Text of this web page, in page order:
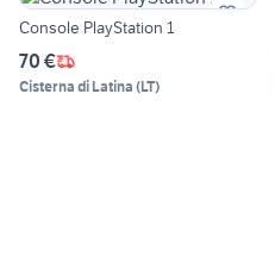
Console PlayStation 1
70 €
Cisterna di Latina (LT)